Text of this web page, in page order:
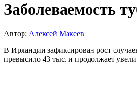
Заболеваемость
Автор: Алексей Макеев
В Ирландии зафиксирован рост
превысило 43 тыс. и продолжает